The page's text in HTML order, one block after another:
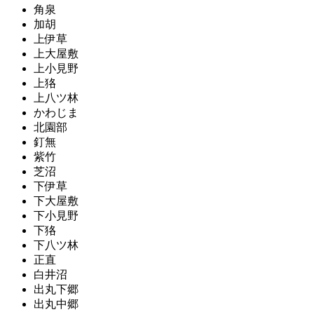
角泉
加胡
上伊草
上大屋敷
上小見野
上狢
上八ツ林
かわじま
北園部
釘無
紫竹
芝沼
下伊草
下大屋敷
下小見野
下狢
下八ツ林
正直
白井沼
出丸下郷
出丸中郷